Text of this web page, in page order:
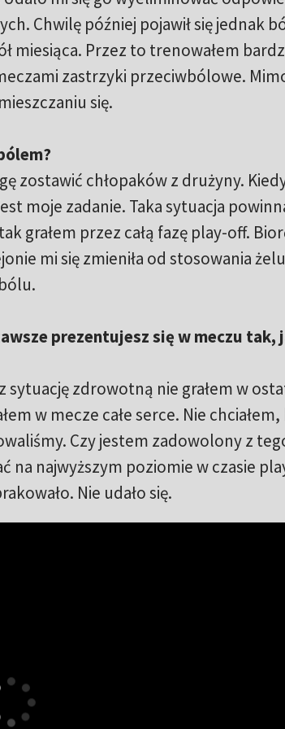
Chwilę później pojawił się jednak
miesiąca. Przez to trenowałem
zastrzyki przeciwbólowe.
się.
zostawić chłopaków z drużyny.
moje zadanie. Taka sytuacja
grałem przez całą fazę play-off.
mi się zmieniła od stosowania
prezentujesz się w meczu tak,
zdrowotną nie grałem w
w mecze całe serce. Nie
Czy jestem zadowolony z
na najwyższym poziomie w czasie
Nie udało się.